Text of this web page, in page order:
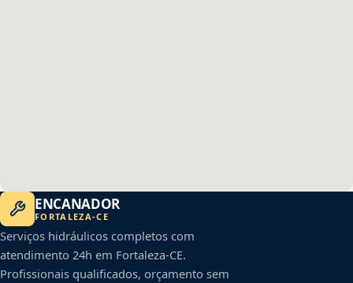
ENCANADOR
FORTALEZA-CE
Serviços hidráulicos completos com
atendimento 24h em Fortaleza-CE.
Profissionais qualificados, orçamento sem